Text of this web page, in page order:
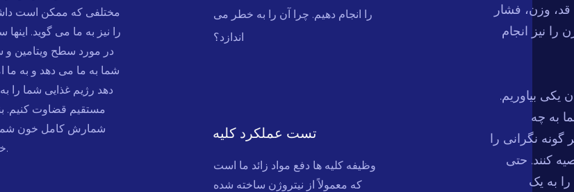
مختلفی که ممکن است
را نیز به ما می گوید. اینها
در مورد سطح ویتامین
شما به ما می دهد و به ما
دهد رژیم غذایی شما را
مستقیم قضاوت کنیم.
شمارش کامل خون شما
خواهیم داد.
را انجام دهیم. چرا آن را به خطر می
اندازد؟
تست عملکرد کلیه
وظیفه کلیه ها دفع مواد زائد ما است
که معمولاً از نیتروژن ساخته شده
قد، وزن، فشار
را نیز انجام
یکی بیاوریم.
به چه
گونه نگرانی را
کنند. حتی
به یک